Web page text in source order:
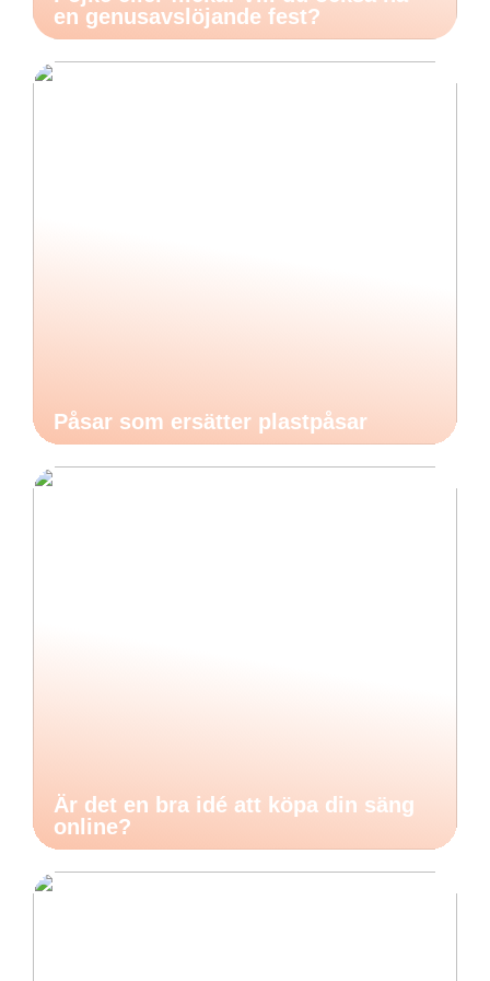
en genusavslöjande fest?
Påsar som ersätter plastpåsar
Är det en bra idé att köpa din säng
online?